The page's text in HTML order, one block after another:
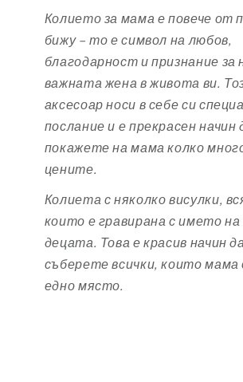
Колието за мама е повече от
бижу – то е символ на любов,
благодарност и признание за
важната жена в живота ви.
аксесоар носи в себе си
послание и е прекрасен начин
покажете на мама колко
цените.
Колиета с няколко висулки,
които е гравирана с името
децата. Това е красив начин да
съберете всички, които мама
едно място.